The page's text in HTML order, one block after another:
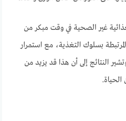
غير الصحية في وقت مبكر من
بسلوك التغذية، مع استمرار
النتائج إلى أن هذا قد يزيد من